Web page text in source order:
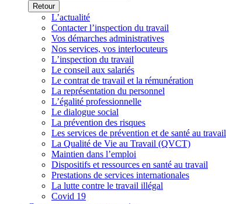
Retour
L’actualité
Contacter l’inspection du travail
Vos démarches administratives
Nos services, vos interlocuteurs
L’inspection du travail
Le conseil aux salariés
Le contrat de travail et la rémunération
La représentation du personnel
L’égalité professionnelle
Le dialogue social
La prévention des risques
Les services de prévention et de santé au travail
La Qualité de Vie au Travail (QVCT)
Maintien dans l’emploi
Dispositifs et ressources en santé au travail
Prestations de services internationales
La lutte contre le travail illégal
Covid 19